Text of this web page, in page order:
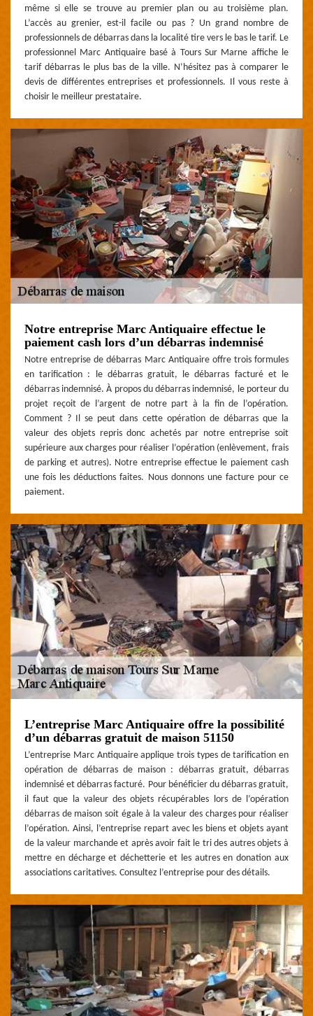
même si elle se trouve au premier plan ou au troisième plan.
L’accès au grenier, est-il facile ou pas ? Un grand nombre de
professionnels de débarras dans la localité tire vers le bas le tarif. Le
professionnel Marc Antiquaire basé à Tours Sur Marne affiche le
tarif débarras le plus bas de la ville. N’hésitez pas à comparer le
devis de différentes entreprises et professionnels. Il vous reste à
choisir le meilleur prestataire.
Notre entreprise Marc Antiquaire effectue le
paiement cash lors d’un débarras indemnisé
Notre entreprise de débarras Marc Antiquaire offre trois formules
en tarification : le débarras gratuit, le débarras facturé et le
débarras indemnisé. À propos du débarras indemnisé, le porteur du
projet reçoit de l’argent de notre part à la fin de l’opération.
Comment ? Il se peut dans cette opération de débarras que la
valeur des objets repris donc achetés par notre entreprise soit
supérieure aux charges pour réaliser l’opération (enlèvement, frais
de parking et autres). Notre entreprise effectue le paiement cash
une fois les déductions faites. Nous donnons une facture pour ce
paiement.
L’entreprise Marc Antiquaire offre la possibilité
d’un débarras gratuit de maison 51150
L’entreprise Marc Antiquaire applique trois types de tarification en
opération de débarras de maison : débarras gratuit, débarras
indemnisé et débarras facturé. Pour bénéficier du débarras gratuit,
il faut que la valeur des objets récupérables lors de l’opération
débarras de maison soit égale à la valeur des charges pour réaliser
l’opération. Ainsi, l’entreprise repart avec les biens et objets ayant
de la valeur marchande et après avoir fait le tri des autres objets à
mettre en décharge et déchetterie et les autres en donation aux
associations caritatives. Consultez l’entreprise pour des détails.